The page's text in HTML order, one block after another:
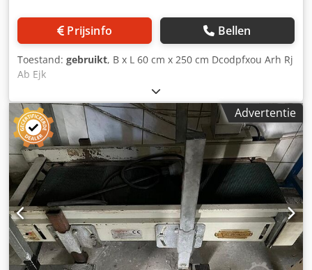
Prijsinfo Bellen
Toestand: gebruikt, B x L 60 cm x 250 cm Dcodpfxou Arh Rj
Ab Ejk
Advertentie